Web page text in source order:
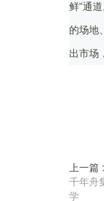
鲜”通
的场地
出市场
上一篇 :
千年舟
学